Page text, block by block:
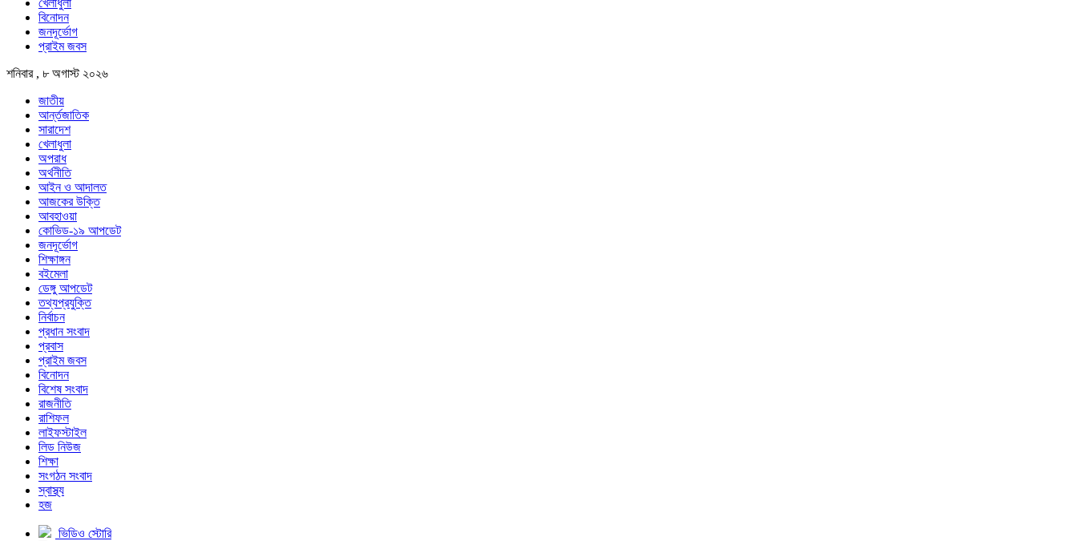
খেলাধুলা
বিনোদন
জনদূর্ভোগ
প্রাইম জবস
শনিবার , ৮ অগাস্ট ২০২৬
জাতীয়
আর্ন্তজাতিক
সারাদেশ
খেলাধুলা
অপরাধ
অর্থনীতি
আইন ও আদালত
আজকের উক্তি
আবহাওয়া
কোভিড-১৯ আপডেট
জনদূর্ভোগ
শিক্ষাঙ্গন
বইমেলা
ডেঙ্গু আপডেট
তথ্যপ্রযুক্তি
নির্বাচন
প্রধান সংবাদ
প্রবাস
প্রাইম জবস
বিনোদন
বিশেষ সংবাদ
রাজনীতি
রাশিফল
লাইফস্টাইল
লিড নিউজ
শিক্ষা
সংগঠন সংবাদ
স্বাস্থ্য
হজ
ভিডিও স্টোরি